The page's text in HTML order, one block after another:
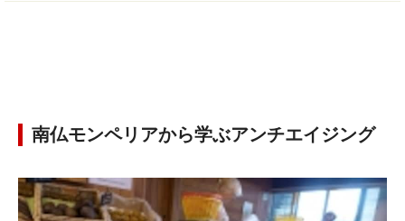
南仏モンペリアから学ぶアンチエイジング